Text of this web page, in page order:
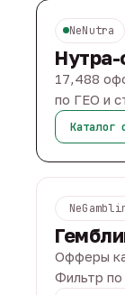
NeNutra
17,488
по ГЕО и
Каталог
Офферы
Фильтр